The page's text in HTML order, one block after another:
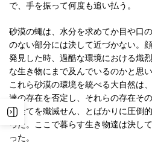
で、手を振って何度も追い払う。
砂漠の蠅は、水分を求めてか目や口
のない部分には決して近づかない。
発見した時、過酷な環境における熾
な生き物にまで及んでいるのかと思
これら砂漠の環境を統べる大自然は
達の存在を否定し、それらの存在そ
ら全てを殲滅せん、とばかりに圧倒
った。ここで暮らす生き物達は決し
った。